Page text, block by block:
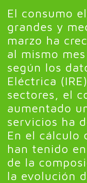
El consumo
grandes y
marzo ha
al mismo
según los
Eléctrica
sectores, el
aumentado
servicios ha
En el cálculo
han tenido
de la
la evolución